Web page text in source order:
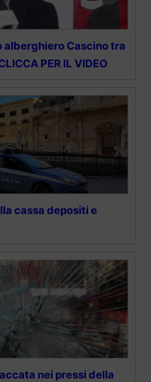
alberghiero Cascino tra
PER IL VIDEO
cassa depositi e
nei pressi della